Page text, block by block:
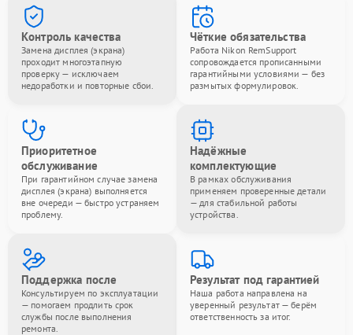
Контроль качества
Замена дисплея (экрана)
проходит многоэтапную
проверку — исключаем
недоработки и повторные сбои.
Чёткие обязательства
Работа Nikon RemSupport
сопровождается прописанными
гарантийными условиями — без
размытых формулировок.
Приоритетное
обслуживание
При гарантийном случае замена
дисплея (экрана) выполняется
вне очереди — быстро устраняем
проблему.
Надёжные
комплектующие
В рамках обслуживания
применяем проверенные детали
— для стабильной работы
устройства.
Поддержка после
Консультируем по эксплуатации
— помогаем продлить срок
службы после выполнения
ремонта.
Результат под гарантией
Наша работа направлена на
уверенный результат — берём
ответственность за итог.